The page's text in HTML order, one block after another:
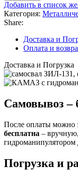
Добавить в список
Категория:
Share:
Доставка и
Оплата и
Доставка и Погрузка
Самовывоз –
После оплаты можно
бесплатна –
гидроманипулятором
Погрузка и